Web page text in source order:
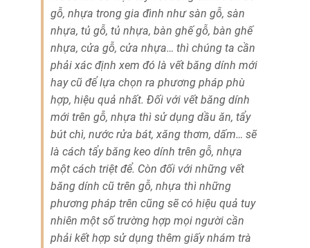
gỗ, nhựa trong gia đình như sàn gỗ, sàn
nhựa, tủ gỗ, tủ nhựa, bàn ghế gỗ, bàn ghế
nhựa, cửa gỗ, cửa nhựa… thì chúng ta cần
phải xác định xem đó là vết băng dính mới
hay cũ để lựa chọn ra phương pháp phù
hợp, hiệu quả nhất. Đối với vết băng dính
mới trên gỗ, nhựa thì sử dụng dầu ăn, tẩy
bút chì, nước rửa bát, xăng thơm, dấm… sẽ
là cách tẩy băng keo dính trên gỗ, nhựa
một cách triệt để. Còn đối với những vết
băng dính cũ trên gỗ, nhựa thì những
phương pháp trên cũng sẽ có hiệu quả tuy
nhiên một số trường hợp mọi người cần
phải kết hợp sử dụng thêm giấy nhám trà